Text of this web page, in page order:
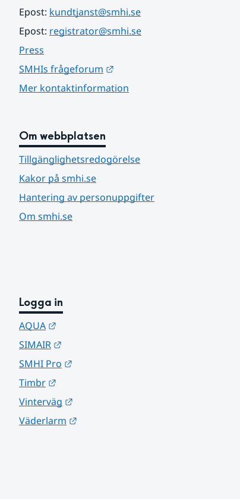
Epost: kundtjanst@smhi.se
Epost: registrator@smhi.se
Press
SMHIs frågeforum
Mer kontaktinformation
Om webbplatsen
Tillgänglighetsredogörelse
Kakor på smhi.se
Hantering av personuppgifter
Om smhi.se
Logga in
AQUA
SIMAIR
SMHI Pro
Timbr
Vinterväg
Väderlarm